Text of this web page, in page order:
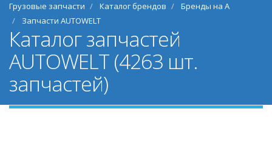
Грузовые запчасти Каталог брендов
Бренды на A
Запчасти AUTOWELT
Каталог запчастей
AUTOWELT (4263 шт.
запчастей)